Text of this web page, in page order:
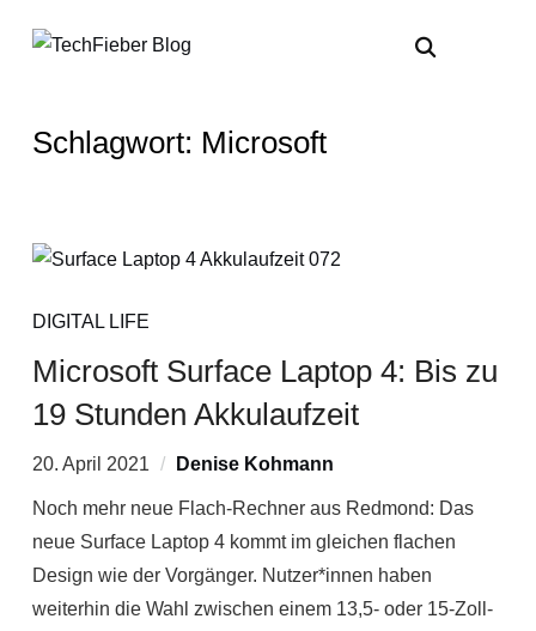
Schlagwort: Microsoft
DIGITAL LIFE
Microsoft Surface Laptop 4: Bis zu
19 Stunden Akkulaufzeit
20. April 2021 Denise Kohmann
Noch mehr neue Flach-Rechner aus Redmond: Das
neue Surface Laptop 4 kommt im gleichen flachen
Design wie der Vorgänger. Nutzer*innen haben
weiterhin die Wahl zwischen einem 13,5- oder 15-Zoll-